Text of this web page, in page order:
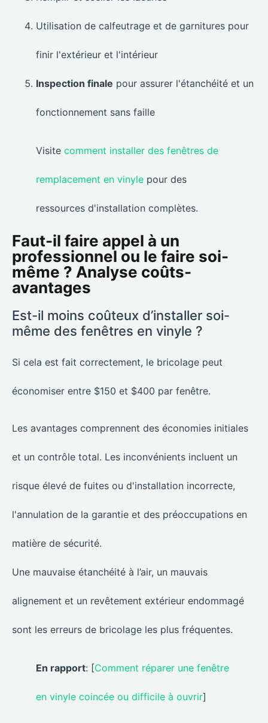
Utilisation de calfeutrage et de garnitures pour
finir l'extérieur et l'intérieur
Inspection finale pour assurer l'étanchéité et un
fonctionnement sans faille
Visite comment installer des fenêtres de
remplacement en vinyle pour des
ressources d'installation complètes.
Faut-il faire appel à un
professionnel ou le faire soi-
même ? Analyse coûts-
avantages
Est-il moins coûteux d’installer soi-
même des fenêtres en vinyle ?
Si cela est fait correctement, le bricolage peut
économiser entre $150 et $400 par fenêtre.
Les avantages comprennent des économies initiales
et un contrôle total. Les inconvénients incluent un
risque élevé de fuites ou d'installation incorrecte,
l'annulation de la garantie et des préoccupations en
matière de sécurité.
Une mauvaise étanchéité à l’air, un mauvais
alignement et un revêtement extérieur endommagé
sont les erreurs de bricolage les plus fréquentes.
En rapport: [Comment réparer une fenêtre
en vinyle coincée ou difficile à ouvrir]